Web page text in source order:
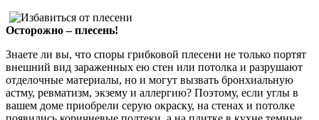
Осторожно – плесень!
Знаете ли вы, что споры грибковой плесени не только портят
внешний вид зараженных ею стен или потолка и разрушают
отделочные материалы, но и могут вызвать бронхиальную
астму, ревматизм, экзему и аллергию? Поэтому, если углы в
вашем доме приобрели серую окраску, на стенах и потолке